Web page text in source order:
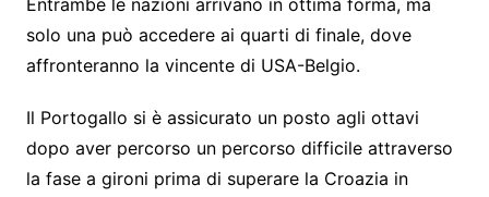
Entrambe le nazioni arrivano in ottima forma, ma
solo una può accedere ai quarti di finale, dove
affronteranno la vincente di USA-Belgio.
Il Portogallo si è assicurato un posto agli ottavi
dopo aver percorso un percorso difficile attraverso
la fase a gironi prima di superare la Croazia in